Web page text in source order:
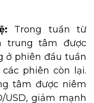
Trong tuần từ
trung tâm được
ở phiên đầu tuần
phiên còn lại.
tâm được niêm
USD, giảm mạnh